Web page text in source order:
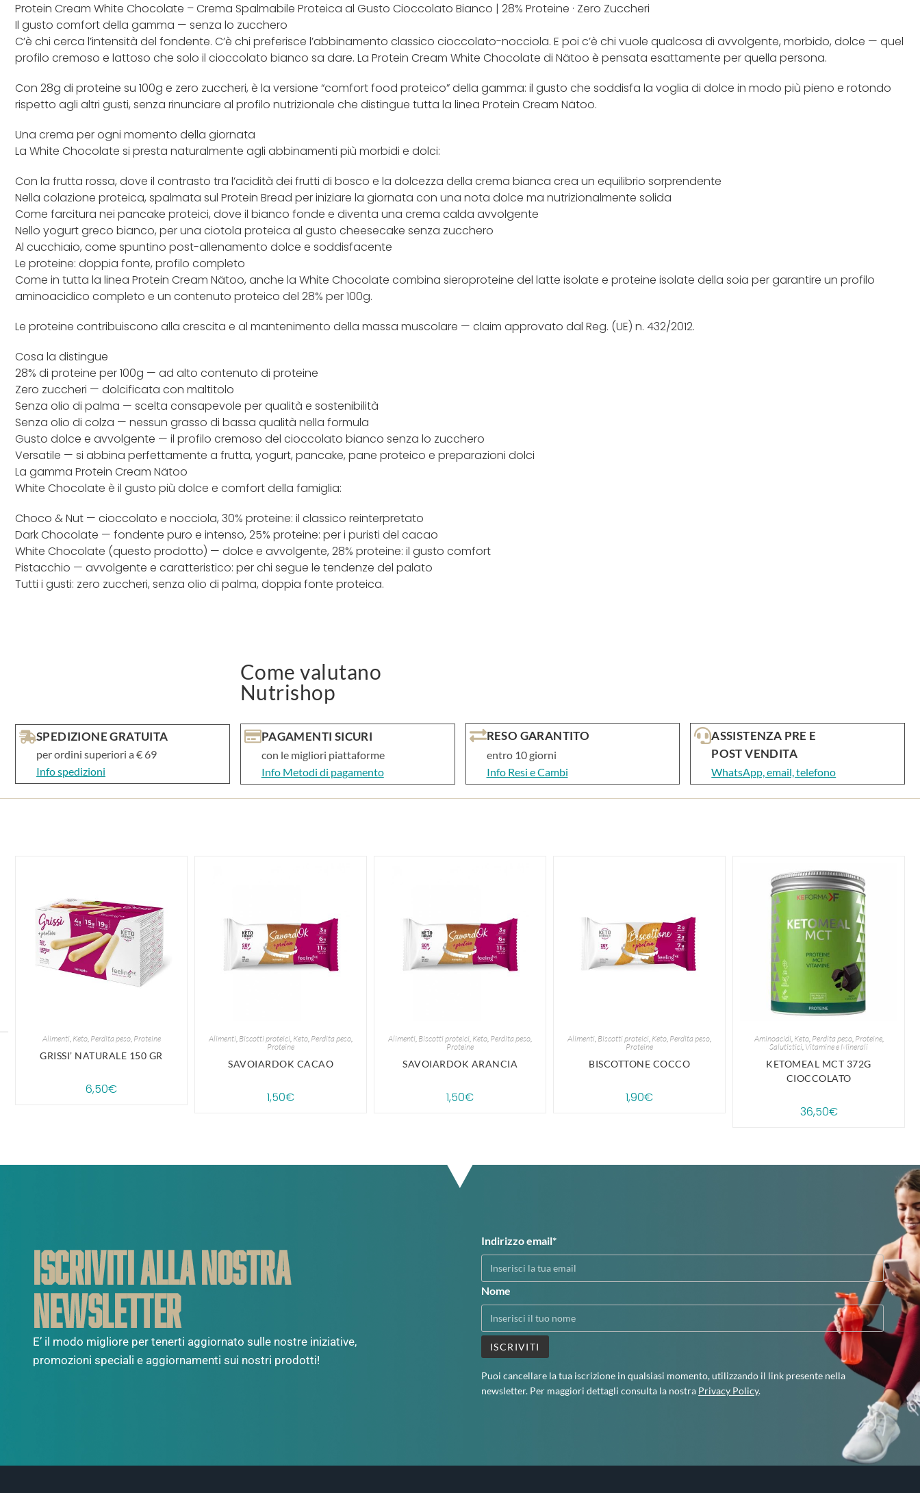
Protein Cream White Chocolate – Crema Spalmabile Proteica al Gusto Cioccolato Bianco | 28% Proteine · Zero Zuccheri
Il gusto comfort della gamma — senza lo zucchero
C’è chi cerca l’intensità del fondente. C’è chi preferisce l’abbinamento classico cioccolato-nocciola. E poi c’è chi vuole qualcosa di avvolgente, morbido, dolce — quel
profilo cremoso e lattoso che solo il cioccolato bianco sa dare. La Protein Cream White Chocolate di Nätoo è pensata esattamente per quella persona.
Con 28g di proteine su 100g e zero zuccheri, è la versione “comfort food proteico” della gamma: il gusto che soddisfa la voglia di dolce in modo più pieno e rotondo
rispetto agli altri gusti, senza rinunciare al profilo nutrizionale che distingue tutta la linea Protein Cream Nätoo.
Una crema per ogni momento della giornata
La White Chocolate si presta naturalmente agli abbinamenti più morbidi e dolci:
Con la frutta rossa, dove il contrasto tra l’acidità dei frutti di bosco e la dolcezza della crema bianca crea un equilibrio sorprendente
Nella colazione proteica, spalmata sul Protein Bread per iniziare la giornata con una nota dolce ma nutrizionalmente solida
Come farcitura nei pancake proteici, dove il bianco fonde e diventa una crema calda avvolgente
Nello yogurt greco bianco, per una ciotola proteica al gusto cheesecake senza zucchero
Al cucchiaio, come spuntino post-allenamento dolce e soddisfacente
Le proteine: doppia fonte, profilo completo
Come in tutta la linea Protein Cream Nätoo, anche la White Chocolate combina sieroproteine del latte isolate e proteine isolate della soia per garantire un profilo
aminoacidico completo e un contenuto proteico del 28% per 100g.
Le proteine contribuiscono alla crescita e al mantenimento della massa muscolare — claim approvato dal Reg. (UE) n. 432/2012.
Cosa la distingue
28% di proteine per 100g — ad alto contenuto di proteine
Zero zuccheri — dolcificata con maltitolo
Senza olio di palma — scelta consapevole per qualità e sostenibilità
Senza olio di colza — nessun grasso di bassa qualità nella formula
Gusto dolce e avvolgente — il profilo cremoso del cioccolato bianco senza lo zucchero
Versatile — si abbina perfettamente a frutta, yogurt, pancake, pane proteico e preparazioni dolci
La gamma Protein Cream Nätoo
White Chocolate è il gusto più dolce e comfort della famiglia:
Choco & Nut — cioccolato e nocciola, 30% proteine: il classico reinterpretato
Dark Chocolate — fondente puro e intenso, 25% proteine: per i puristi del cacao
White Chocolate (questo prodotto) — dolce e avvolgente, 28% proteine: il gusto comfort
Pistacchio — avvolgente e caratteristico: per chi segue le tendenze del palato
Tutti i gusti: zero zuccheri, senza olio di palma, doppia fonte proteica.
Come valutano
Nutrishop
SPEDIZIONE GRATUITA
per ordini superiori a € 69
Info spedizioni
PAGAMENTI SICURI
con le migliori piattaforme
Info Metodi di pagamento
RESO GARANTITO
entro 10 giorni
Info Resi e Cambi
ASSISTENZA PRE E
POST VENDITA
WhatsApp, email, telefono
Alimenti, Keto, Perdita peso, Proteine
GRISSI’ NATURALE 150 GR
6,50€
Alimenti, Biscotti proteici, Keto, Perdita peso,
Proteine
SAVOIARDOK CACAO
1,50€
Alimenti, Biscotti proteici, Keto, Perdita peso,
Proteine
SAVOIARDOK ARANCIA
1,50€
Alimenti, Biscotti proteici, Keto, Perdita peso,
Proteine
BISCOTTONE COCCO
1,90€
Aminoacidi, Keto, Perdita peso, Proteine,
Salutistici, Vitamine e Minerali
KETOMEAL MCT 372G
CIOCCOLATO
36,50€
ISCRIVITI ALLA NOSTRA
NEWSLETTER
E’ il modo migliore per tenerti aggiornato sulle nostre iniziative,
promozioni speciali e aggiornamenti sui nostri prodotti!
Indirizzo email*
Nome
Puoi cancellare la tua iscrizione in qualsiasi momento, utilizzando il link presente nella
newsletter. Per maggiori dettagli consulta la nostra Privacy Policy.